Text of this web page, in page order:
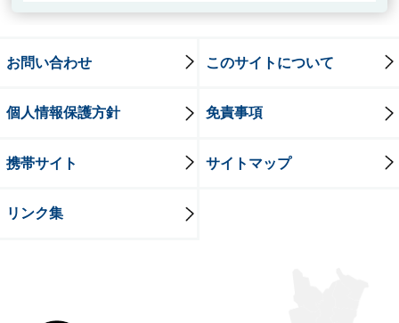
お問い合わせ このサイトについて
個人情報保護方針 免責事項
携帯サイト サイトマップ
リンク集